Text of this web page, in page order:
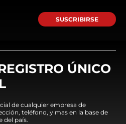
SUSCRIBIRSE
ÚNICO
de cualquier empresa de
teléfono, y mas en la base de
del país.